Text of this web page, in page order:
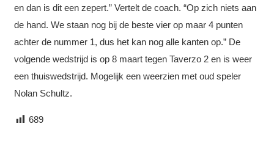
en dan is dit een zepert.” Vertelt de coach. “Op zich niets aan
de hand. We staan nog bij de beste vier op maar 4 punten
achter de nummer 1, dus het kan nog alle kanten op.” De
volgende wedstrijd is op 8 maart tegen Taverzo 2 en is weer
een thuiswedstrijd. Mogelijk een weerzien met oud speler
Nolan Schultz.
689